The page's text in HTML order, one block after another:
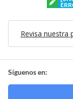
Revisa nuestra
Síguenos en: